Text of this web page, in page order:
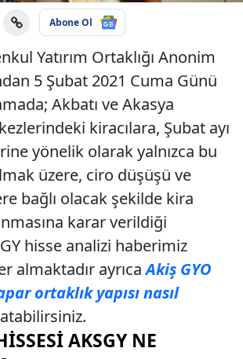
Abone Ol
Yatırım Ortaklığı Anonim
5 Şubat 2021 Cuma Günü
Akbatı ve Akasya
kiracılara, Şubat ayı
yönelik olarak yalnızca bu
üzere, ciro düşüşü ve
bağlı olacak şekilde kira
karar verildiği
hisse analizi haberimiz
almaktadır ayrıcaAkiş GYO
ortaklık yapısı nasıl
AKSGY NE